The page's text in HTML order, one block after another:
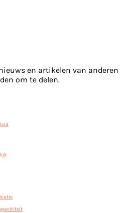
en artikelen van anderen
om te delen.